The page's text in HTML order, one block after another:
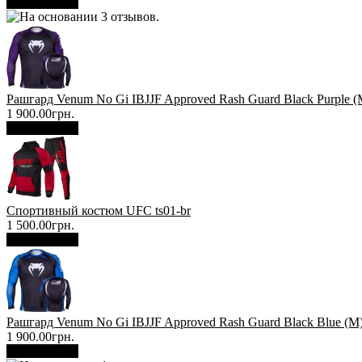
Рашгард Venum No Gi IBJJF Approved Rash Guard Black Purple
1 900.00грн.
Спортивный костюм UFC ts01-br
1 500.00грн.
Рашгард Venum No Gi IBJJF Approved Rash Guard Black Blue
1 900.00грн.